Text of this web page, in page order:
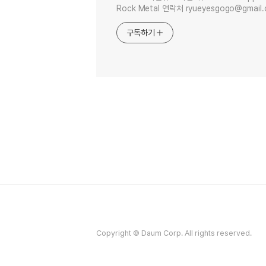
Rock Metal 연락처
구독하기
Copyright © Daum Corp. All rights reserved.